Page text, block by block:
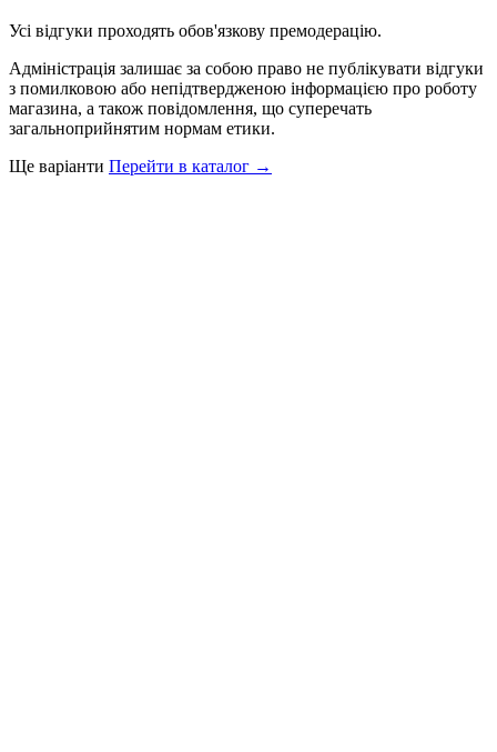
Усі відгуки проходять обов'язкову премодерацію.
Адміністрація залишає за собою право не публікувати відгуки
з помилковою або непідтвердженою інформацією про роботу
магазина, а також повідомлення, що суперечать
загальноприйнятим нормам етики.
Ще варіанти Перейти в каталог →